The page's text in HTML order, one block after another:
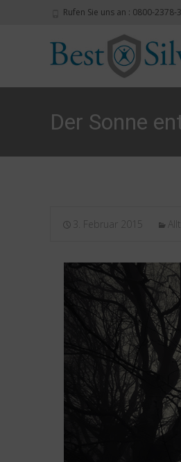
Rufen Sie uns an : 0800-2378-
Der Sonne
3. Februar 2015